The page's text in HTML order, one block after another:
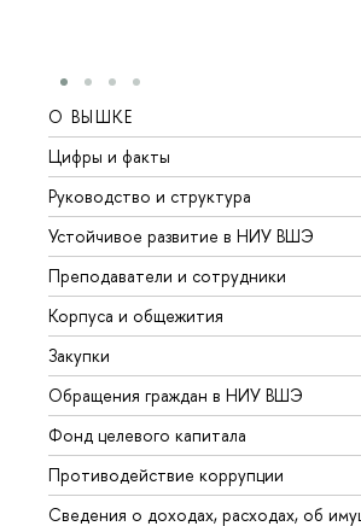
О ВЫШКЕ
Цифры и факты
Руководство и структура
Устойчивое развитие в НИУ ВШЭ
Преподаватели и сотрудники
Корпуса и общежития
Закупки
Обращения граждан в НИУ ВШЭ
Фонд целевого капитала
Противодействие коррупции
Сведения о доходах, расходах, об